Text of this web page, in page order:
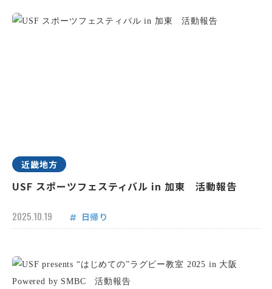
近畿地方
USF スポーツフェスティバル in 加東 活動報告
2025.10.19 日帰り